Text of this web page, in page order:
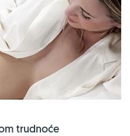
trudnoće